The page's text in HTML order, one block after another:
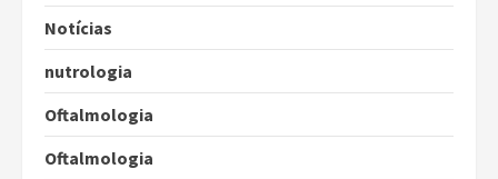
Notícias
nutrologia
Oftalmologia
Oftalmologia